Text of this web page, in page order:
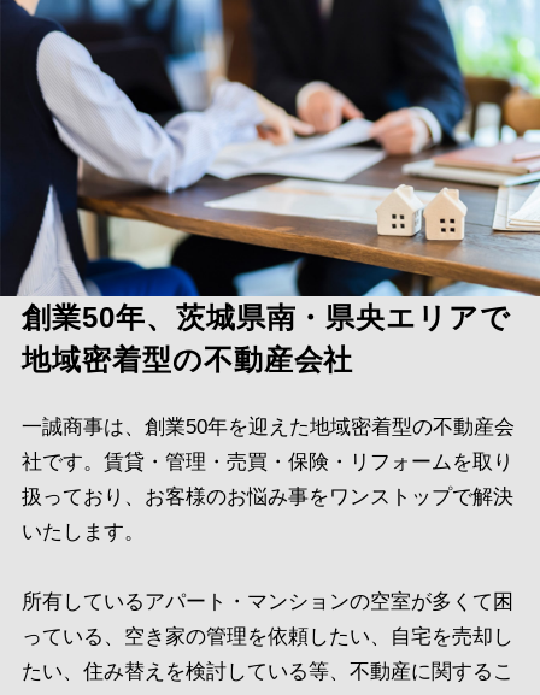
創業50年、茨城県南・県央エリアで
地域密着型の不動産会社
一誠商事は、創業50年を迎えた地域密着型の不動産会
社です。賃貸・管理・売買・保険・リフォームを取り
扱っており、お客様のお悩み事をワンストップで解決
いたします。
所有しているアパート・マンションの空室が多くて困
っている、空き家の管理を依頼したい、自宅を売却し
たい、住み替えを検討している等、不動産に関するこ